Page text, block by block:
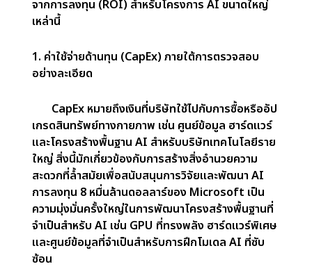
DeepSeek กำลัง
ท้าทายกลยุทธ์การ
ลงทุน AI และการ
ใช้จ่ายด้าน
โครงสร้างพื้นฐาน